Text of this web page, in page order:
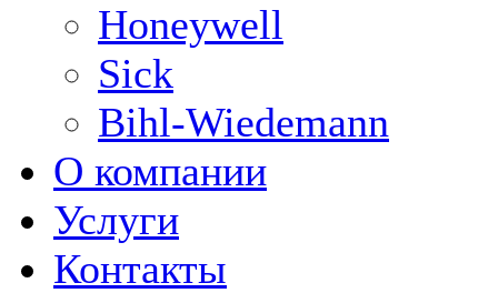
Honeywell
Sick
Bihl-Wiedemann
О компании
Услуги
Контакты